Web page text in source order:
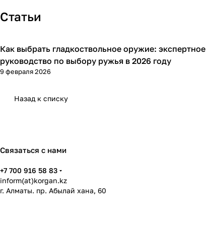
Статьи
Советы покупателям
Как выбрать гладкоствольное оружие: экспертное
руководство по выбору ружья в 2026 году
9 февраля 2026
Назад к списку
Связаться с нами
+7 700 916 58 83
inform(at)korgan.kz
г. Алматы. пр. Абылай хана, 60